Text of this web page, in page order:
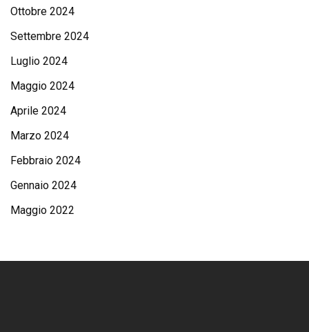
Ottobre 2024
Settembre 2024
Luglio 2024
Maggio 2024
Aprile 2024
Marzo 2024
Febbraio 2024
Gennaio 2024
Maggio 2022